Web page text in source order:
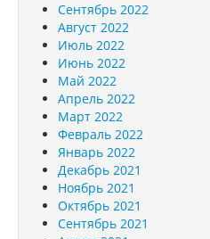
Сентябрь 2022
Август 2022
Июль 2022
Июнь 2022
Май 2022
Апрель 2022
Март 2022
Февраль 2022
Январь 2022
Декабрь 2021
Ноябрь 2021
Октябрь 2021
Сентябрь 2021